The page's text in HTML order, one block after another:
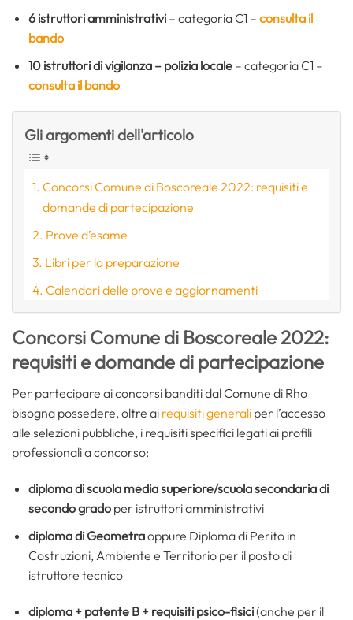
6 istruttori amministrativi – categoria C1 – consulta il
bando
10 istruttori di vigilanza – polizia locale– categoria C1 –
consulta il bando
Gli argomenti dell'articolo
Concorsi Comune di Boscoreale 2022: requisiti e
domande di partecipazione
Prove d’esame
Libri per la preparazione
Calendari delle prove e aggiornamenti
Concorsi Comune di Boscoreale 2022:
requisiti e domande di partecipazione
Per partecipare ai concorsi banditi dal Comune di Rho
bisogna possedere, oltre ai requisiti generali per l’accesso
alle selezioni pubbliche, i requisiti specifici legati ai profili
professionali a concorso:
diploma di scuola media superiore/scuola secondaria di
secondo gradoper istruttori amministrativi
diploma di Geometraoppure Diploma di Perito in
Costruzioni, Ambiente e Territorio per il posto di
istruttore tecnico
diploma + patente B + requisiti psico-fisici(anche per il